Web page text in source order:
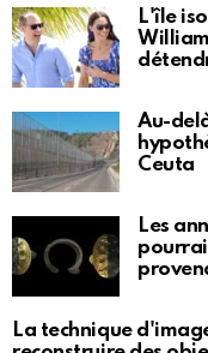
L'île
Au-
Ceuta
Les
La technique